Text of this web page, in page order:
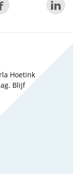
Hoetink
Blijf